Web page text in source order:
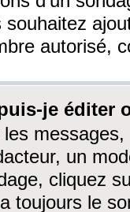
autorisé,
je éditer
un
cliquez
toujours le